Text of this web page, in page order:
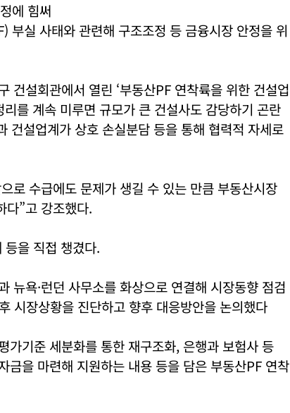
에 힘써
부실 사태와 관련해 구조조정 등 금융시장 안정을 위
설회관에서 열린 ‘부동산PF 연착륙을 위한 건설업
를 계속 미루면 규모가 큰 건설사도 감당하기 곤란
건설업계가 상호 손실분담 등을 통해 협력적 자세로
로 수급에도 문제가 생길 수 있는 만큼 부동산시장
다”고 강조했다.
등을 직접 챙겼다.
욕·런던 사무소를 화상으로 연결해 시장동향 점검
시장상황을 진단하고 향후 대응방안을 논의했다
가기준 세분화를 통한 재구조화, 은행과 보험사 등
금을 마련해 지원하는 내용 등을 담은 부동산PF 연착